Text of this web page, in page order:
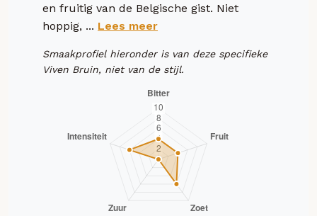
en fruitig van de Belgische gist. Niet
hoppig, ... Lees meer
Smaakprofiel hieronder is van deze specifieke
Viven Bruin, niet van de stijl.